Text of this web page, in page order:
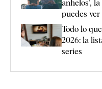
anhelos',
puedes
Todo lo
2026: la
series